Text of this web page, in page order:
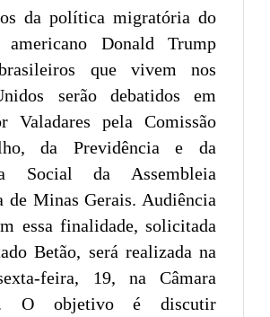
da política migratória do
americano Donald Trump
que vivem nos
serão debatidos em
Valadares pela Comissão
da Previdência e da
Social da Assembleia
de Minas Gerais. Audiência
essa finalidade, solicitada
Betão, será realizada na
feira, 19, na Câmara
O objetivo é discutir